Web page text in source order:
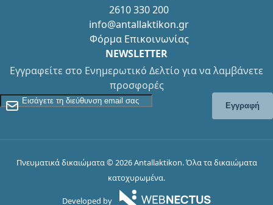
2610 330 200
info@antallaktikon.gr
Φόρμα Επικοινωνίας
NEWSLETTER
Εγγραφείτε στο Ενημερωτικό Δελτίο για να λαμβάνετε
προσφορές
Εγγραφείτε στο Newsletter
Εγγραφή
Πνευματικά δικαιώματα © 2026 Antallaktikon. Όλα τα δικαιώματα
κατοχυρωμένα.
Developed by